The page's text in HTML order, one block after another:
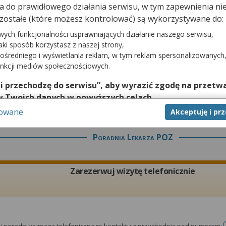
Zarezerwuj wizytę telefonicznie
poradni wymaga telefonicznego kontaktu z przychodnią pod numerem:
Poradnia Lekarza POZ
Zarezerwuj wizytę telefonicznie
do prawidłowego działania serwisu, w tym zapewnienia
(które możesz kontrolować) są wykorzystywane do:
funkcjonalności usprawniających działanie naszego serwisu,
sposób korzystasz z naszej strony,
i wyświetlania reklam, w tym reklam spersonalizowanych,
mediów społecznościowych.
przechodzę do serwisu”, aby wyrazić zgodę na
danych w powyższych celach.
zgody jest dobrowolne, a wyrażoną zgodę możesz w
na przetwarzanie Twoich danych tylko w niektórych
lub chcesz przeprowadzić konfigurację szczegółową, to
temat wykorzystywania narzędzi zewnętrznych w naszym
Akceptuję i